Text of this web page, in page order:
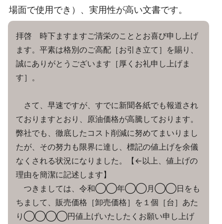
場面で使用でき）、実用性が高い文書です。
拝啓 時下ますますご清栄のこととお喜び申し上げ
ます。平素は格別のご高配［お引き立て］を賜り、
誠にありがとうございます［厚くお礼申し上げま
す］。
さて、早速ですが、すでに新聞各紙でも報道され
ておりますとおり、原油価格が高騰しております。
弊社でも、徹底したコスト削減に努めてまいりまし
たが、その努力も限界に達し、標記の値上げを余儀
なくされる状況になりました。【←以上、値上げの
理由を簡潔に記述します】
つきましては、令和◯◯年◯◯月◯◯日をも
ちまして、販売価格［卸売価格］を１個［台］あた
り◯◯◯◯円値上げいたしたくお願い申し上げ